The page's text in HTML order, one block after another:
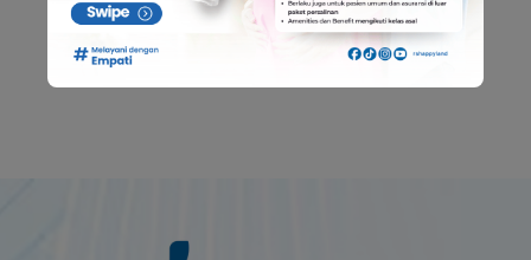
keselamatan pasien, kenyamanan keluarga, dan
kepercayaan masyarakat.